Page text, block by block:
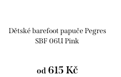
u
o
Dětské barefoot papuče Pegres
SBF 06U Pink
od615 Kč